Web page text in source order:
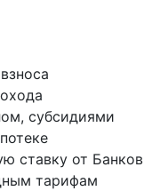
субсидиями
ставку от Банков
тарифам